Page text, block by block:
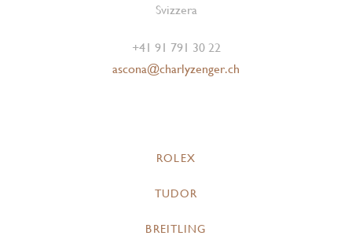
Svizzera
+41 91 791 30 22
ascona@charlyzenger.ch
ROLEX
TUDOR
BREITLING